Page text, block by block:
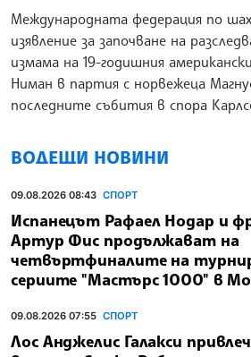
Международната федерация по
изявление за започване на
измама на 19-годишния
Ниман в партия с норвежеца
последните събития в спора
ВОДЕЩИ НОВИНИ
09.08.2026 08:43 СПОРТ
Испанецът Рафаел Hодар и
Артур Фис продължават на
четвъртфиналите на
сериите "Мастърс 1000" в
09.08.2026 07:55 СПОРТ
Лос Анджелис Галакси